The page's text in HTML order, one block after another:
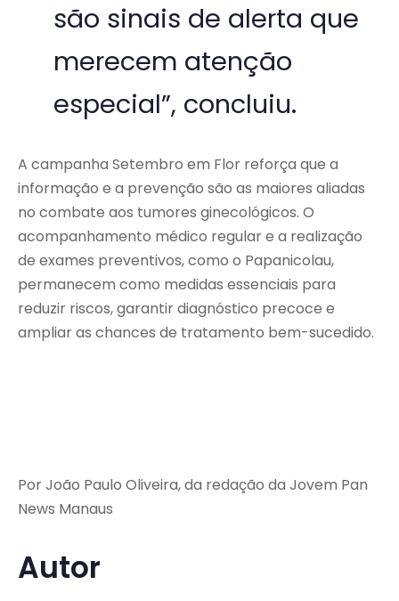
são sinais de alerta que
merecem atenção
especial”, concluiu.
A campanha Setembro em Flor reforça que a
informação e a prevenção são as maiores aliadas
no combate aos tumores ginecológicos. O
acompanhamento médico regular e a realização
de exames preventivos, como o Papanicolau,
permanecem como medidas essenciais para
reduzir riscos, garantir diagnóstico precoce e
ampliar as chances de tratamento bem-sucedido.
Por João Paulo Oliveira, da redação da Jovem Pan
News Manaus
Autor